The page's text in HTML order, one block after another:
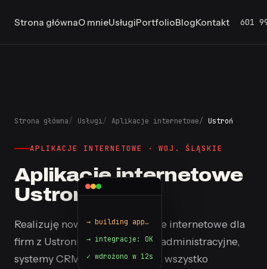
Strona głównaO mnieUsługiPortfolioBlogKontakt 601
→ integracje: OK
✓ wdrożono w 12s
Strona główna Usługi Aplikacje internetowe Ustroń
APLIKACJE INTERNETOWE · WOJ. ŚLĄSKIE
Aplikacje internetowe
Ustroń
Realizuję nowoczesne aplikacje internetowe dla
firm z Ustronia i okolic. Panele administracyjne,
systemy CRM, platformy B2B - wszystko